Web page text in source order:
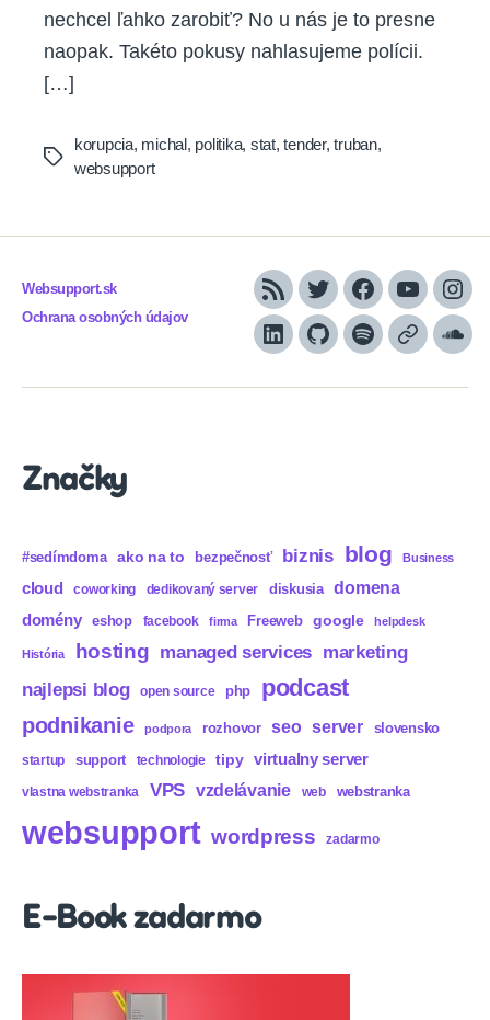
nechcel ľahko zarobiť? No u nás je to presne
naopak. Takéto pokusy nahlasujeme polícii.
[…]
Tags
korupcia, michal, politika, stat,tender,truban,
websupport
Websupport.sk
Ochrana osobných údajov
RSS TwitterFacebook
YouTube
LinkedInGitHubSpotifyApple
Značky
#sedímdoma ako na to bezpečnosť biznis blog Business
cloud coworking dedikovaný server diskusia domena
domény eshop facebook firma Freeweb google helpdesk
História hosting managed services marketing
najlepsi blog open source php podcast
podnikanie podpora rozhovor seo server slovensko
startup support technologie tipy virtualny server
vlastna webstranka VPS vzdelávanie web webstranka
websupport wordpress zadarmo
E-Book zadarmo